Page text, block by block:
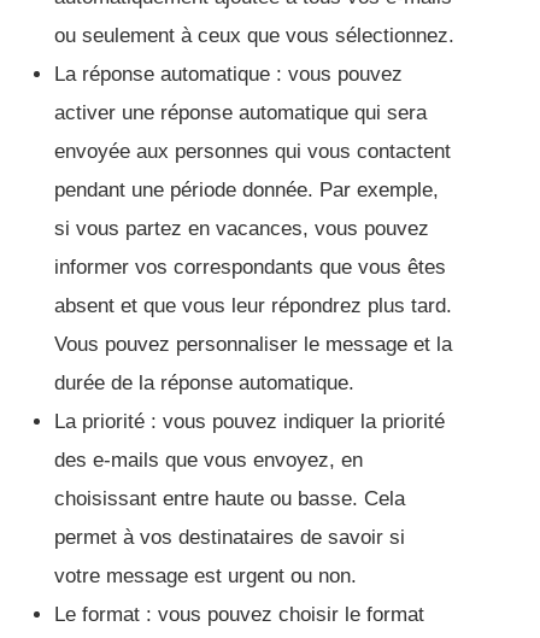
ou seulement à ceux que vous sélectionnez.
La réponse automatique : vous pouvez
activer une réponse automatique qui sera
envoyée aux personnes qui vous contactent
pendant une période donnée. Par exemple,
si vous partez en vacances, vous pouvez
informer vos correspondants que vous êtes
absent et que vous leur répondrez plus tard.
Vous pouvez personnaliser le message et la
durée de la réponse automatique.
La priorité : vous pouvez indiquer la priorité
des e-mails que vous envoyez, en
choisissant entre haute ou basse. Cela
permet à vos destinataires de savoir si
votre message est urgent ou non.
Le format : vous pouvez choisir le format